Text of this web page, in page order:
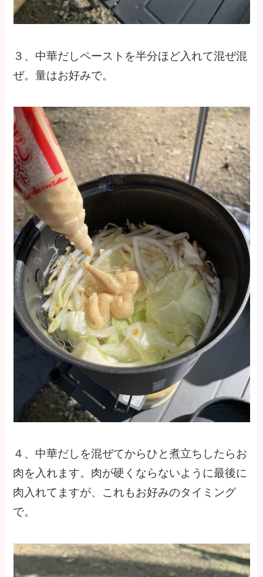
３、中華だしペーストを半分ほど入れて混ぜ混
ぜ。量はお好みで。
４、中華だしを混ぜてからひと煮立ちしたらお
肉を入れます。肉が硬くならないように最後に
肉入れてますが、これもお好みのタイミング
で。